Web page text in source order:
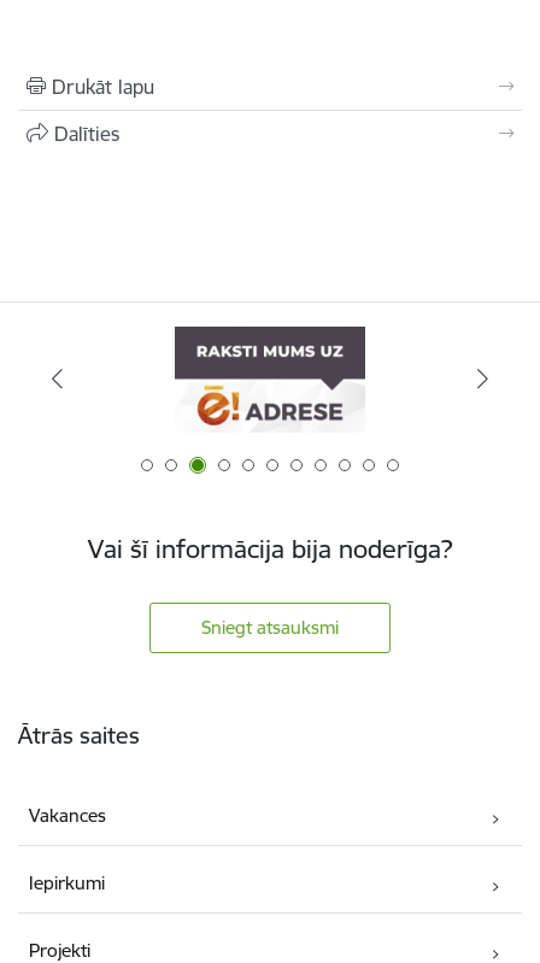
Drukāt lapu
Dalīties
Vai šī informācija bija noderīga?
Sniegt atsauksmi
Ātrās saites
Vakances
Iepirkumi
Projekti